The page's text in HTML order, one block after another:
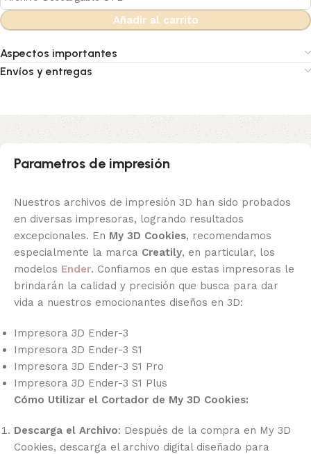
Añadir al carrito
Aspectos importantes
Envíos y entregas
Parametros de impresión
Nuestros archivos de impresión 3D han sido probados
en diversas impresoras, logrando resultados
excepcionales. En My 3D Cookies, recomendamos
especialmente la marca Creatily, en particular, los
modelos Ender. Confiamos en que estas impresoras le
brindarán la calidad y precisión que busca para dar
vida a nuestros emocionantes diseños en 3D:
Impresora 3D Ender-3
Impresora 3D Ender-3 S1
Impresora 3D Ender-3 S1 Pro
Impresora 3D Ender-3 S1 Plus
Cómo Utilizar el Cortador de My 3D Cookies:
Descarga el Archivo: Después de la compra en My 3D
Cookies, descarga el archivo digital diseñado para